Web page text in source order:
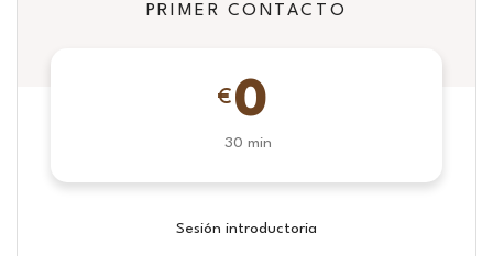
PRIMER CONTACTO
€ 0
30 min
Sesión introductoria